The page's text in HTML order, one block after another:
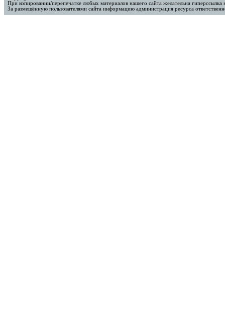
При копировании/перепечатке любых материалов нашего сайта желательна
За размещённую пользователями сайта информацию администрация ресурса